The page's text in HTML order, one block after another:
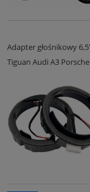
Adapter głośnikowy
Tiguan Audi A3